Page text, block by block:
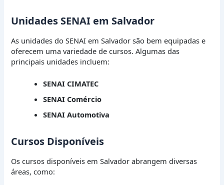
Unidades SENAI em Salvador
As unidades do SENAI em Salvador são bem equipadas e
oferecem uma variedade de cursos. Algumas das
principais unidades incluem:
SENAI CIMATEC
SENAI Comércio
SENAI Automotiva
Cursos Disponíveis
Os cursos disponíveis em Salvador abrangem diversas
áreas, como: